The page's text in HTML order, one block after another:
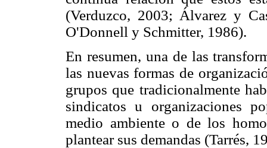
(Verduzco, 2003; Álvarez y
O'Donnell y Schmitter, 1986).
En resumen, una de las
las nuevas formas de
grupos que tradicionalmente
sindicatos u organizaciones
medio ambiente o de los
plantear sus demandas (Tarrés,